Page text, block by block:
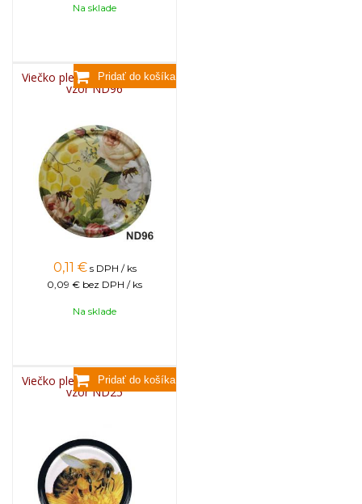
Na sklade
Viečko plechové TWIST 82 -
vzor ND96
0,11 € s DPH / ks
0,09 € bez DPH / ks
Na sklade
Viečko plechové TWIST 82 -
vzor ND25